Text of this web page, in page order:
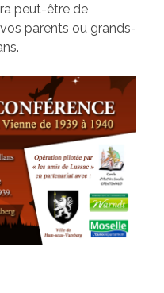
peut-être de
parents ou grands-